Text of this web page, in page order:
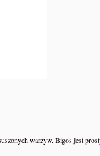
warzyw. Bigos jest